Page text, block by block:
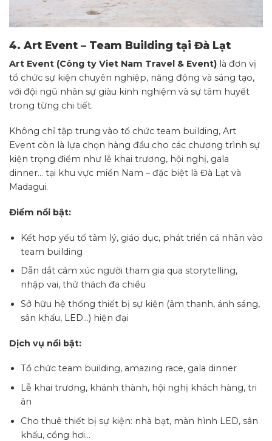
4. Art Event – Team Building tại Đà Lạt
Art Event (Công ty Viet Nam Travel & Event) là đơn vị
tổ chức sự kiện chuyên nghiệp, năng động và sáng tạo,
với đội ngũ nhân sự giàu kinh nghiệm và sự tâm huyết
trong từng chi tiết.
Không chỉ tập trung vào tổ chức team building, Art
Event còn là lựa chọn hàng đầu cho các chương trình sự
kiện trọng điểm như lễ khai trương, hội nghị, gala
dinner… tại khu vực miền Nam – đặc biệt là Đà Lạt và
Madagui.
Điểm nổi bật:
Kết hợp yếu tố tâm lý, giáo dục, phát triển cá nhân vào
team building
Dẫn dắt cảm xúc người tham gia qua storytelling,
nhập vai, thử thách đa chiều
Sở hữu hệ thống thiết bị sự kiện (âm thanh, ánh sáng,
sân khấu, LED…) hiện đại
Dịch vụ nổi bật:
Tổ chức team building, amazing race, gala dinner
Lễ khai trương, khánh thành, hội nghị khách hàng, tri
ân
Cho thuê thiết bị sự kiện: nhà bạt, màn hình LED, sân
khấu, cổng hơi…